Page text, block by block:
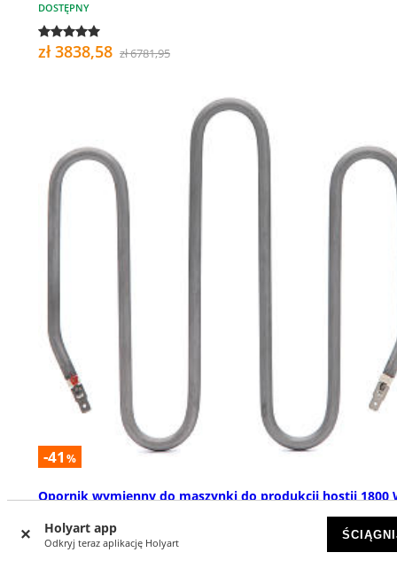
Holyart app
Odkryj teraz aplikację Holyart
DOSTĘPNY
zł 3838,58 zł 6781,95
-41 %
Opornik wymienny do maszynki do produkcji hostii 1800
DOSTĘPNY